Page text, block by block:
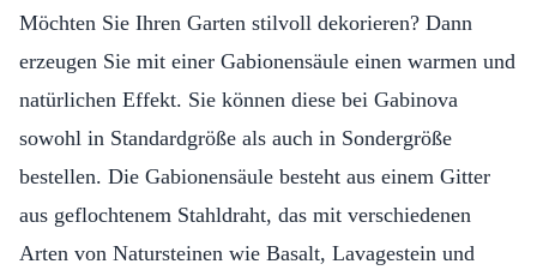
Möchten Sie Ihren Garten stilvoll dekorieren? Dann
erzeugen Sie mit einer Gabionensäule einen warmen und
natürlichen Effekt. Sie können diese bei Gabinova
sowohl in Standardgröße als auch in Sondergröße
bestellen. Die Gabionensäule besteht aus einem Gitter
aus geflochtenem Stahldraht, das mit verschiedenen
Arten von Natursteinen wie Basalt, Lavagestein und